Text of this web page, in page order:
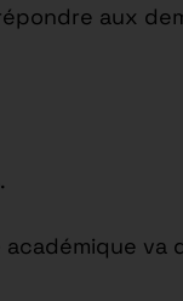
aux
académique va